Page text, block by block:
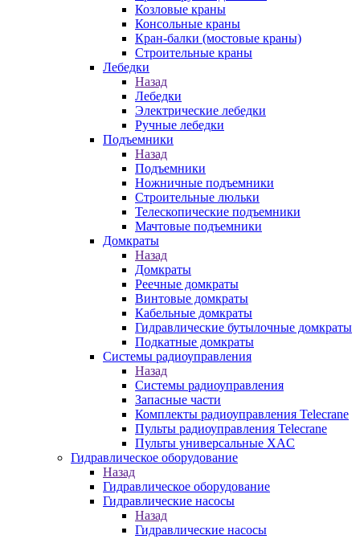
Козловые краны
Консольные краны
Кран-балки (мостовые краны)
Строительные краны
Лебедки
Назад
Лебедки
Электрические лебедки
Ручные лебедки
Подъемники
Назад
Подъемники
Ножничные подъемники
Строительные люльки
Телескопические подъемники
Мачтовые подъемники
Домкраты
Назад
Домкраты
Реечные домкраты
Винтовые домкраты
Кабельные домкраты
Гидравлические бутылочные домкраты
Подкатные домкраты
Системы радиоуправления
Назад
Системы радиоуправления
Запасные части
Комплекты радиоуправления Telecrane
Пульты радиоуправления Telecrane
Пульты универсальные XAC
Гидравлическое оборудование
Назад
Гидравлическое оборудование
Гидравлические насосы
Назад
Гидравлические насосы